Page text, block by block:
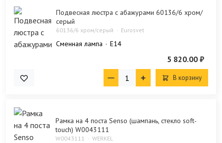
Подвесная люстра с абажурами 60136/6 хром/
серый
60136/6 хром/серый Eurosvet
Сменная лампа E14
5 820.00 ₽
В корзину
Рамка на 4 поста Senso (шампань, стекло soft-
touch) W0043111
W0043111 WERKEL